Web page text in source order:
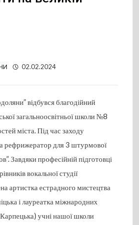
02.02.2024
відбувся благодійний
загальноосвітньої школи №8
міста. Під час заходу
рефрижератор для 3 штурмової
Завдяки професійній підготовці
вокальної студії
артистка естрадного мистецтва
і лауреатка міжнародних
учні нашої школи